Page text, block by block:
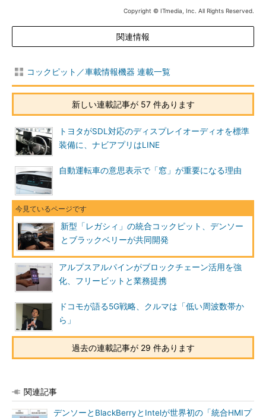
Copyright © ITmedia, Inc. All Rights Reserved.
関連情報
コックピット／車載情報機器 連載一覧
新しい連載記事が 57 件あります
トヨタがSDL対応のディスプレイオーディオを標準
装備に、ナビアプリはLINE
自動運転車の意思表示で「窓」が重要になる理由
新型「レガシィ」の統合コックピット、デンソー
とブラックベリーが共同開発
アルプスアルパインがブロックチェーン活用を強
化、フリービットと業務提携
ドコモが語る5G戦略、クルマは「低い周波数帯か
ら」
過去の連載記事が 29 件あります
関連記事
デンソーとBlackBerryとIntelが世界初の「統合HMIプ